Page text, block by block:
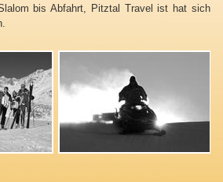
bis Abfahrt, Pitztal Travel ist hat sich